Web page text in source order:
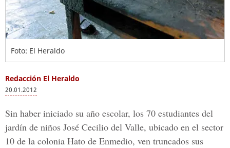
Foto: El Heraldo
Redacción El Heraldo
20.01.2012
Sin haber iniciado su año escolar, los 70 estudiantes del
jardín de niños José Cecilio del Valle, ubicado en el sector
10 de la colonia Hato de Enmedio, ven truncados sus